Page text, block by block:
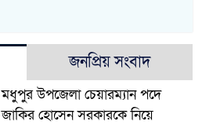
জনপ্রিয় সংবাদ
মধুপুর উপজেলা চেয়ারম্যান পদে
জাকির হোসেন সরকারকে নিয়ে